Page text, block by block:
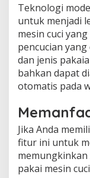
Teknologi
untuk menjadi
mesin cuci
pencucian
dan jenis
bahkan dapat
otomatis pada
Jika Anda
fitur ini untuk
pakai mesin